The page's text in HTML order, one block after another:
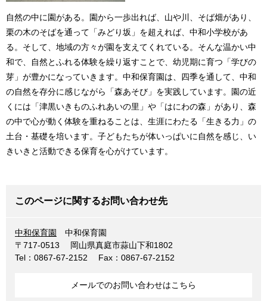
自然の中に園がある。園から一歩出れば、山や川、そば畑があり、
栗の木のそばを通って「みどり坂」を超えれば、中和小学校があ
る。そして、地域の方々が園を支えてくれている。そんな温かい中
和で、自然とふれる体験を繰り返すことで、幼児期に育つ「学びの
芽」が豊かになっていきます。中和保育園は、四季を通して、中和
の自然を存分に感じながら「森あそび」を実践しています。園の近
くには「津黒いきものふれあいの里」や「はにわの森」があり、森
の中で心が動く体験を重ねることは、生涯にわたる「生きる力」の
土台・基礎を培います。子どもたちが体いっぱいに自然を感じ、い
きいきと活動できる保育を心がけています。
このページに関するお問い合わせ先
中和保育園
中和保育園
〒717-0513
岡山県真庭市蒜山下和1802
Tel：0867-67-2152
Fax：0867-67-2152
メールでのお問い合わせはこちら